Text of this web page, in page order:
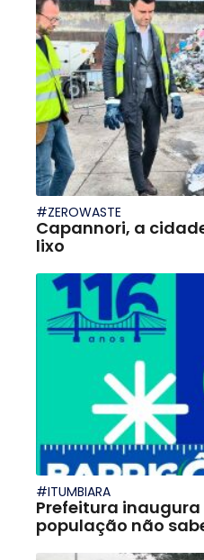
#ZEROWASTE
Capannori, a
lixo
#ITUMBIARA
Prefeitura
população não